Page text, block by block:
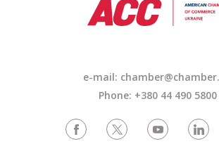
e-mail:
Phone: +380 44 490 5800